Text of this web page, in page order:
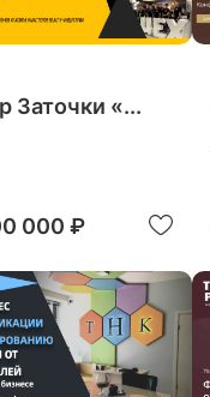
Заточки «...
000 ₽